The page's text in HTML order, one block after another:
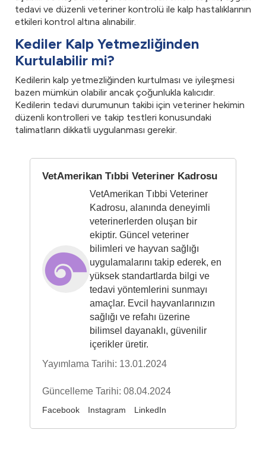
tedavi ve düzenli veteriner kontrolü ile kalp hastalıklarının
etkileri kontrol altına alınabilir.
Kediler Kalp Yetmezliğinden
Kurtulabilir mi?
Kedilerin kalp yetmezliğinden kurtulması ve iyileşmesi
bazen mümkün olabilir ancak çoğunlukla kalıcıdır.
Kedilerin tedavi durumunun takibi için veteriner hekimin
düzenli kontrolleri ve takip testleri konusundaki
talimatların dikkatli uygulanması gerekir.
VetAmerikan Tıbbi Veteriner Kadrosu
VetAmerikan Tıbbi Veteriner
Kadrosu, alanında deneyimli
veterinerlerden oluşan bir
ekiptir. Güncel veteriner
bilimleri ve hayvan sağlığı
uygulamalarını takip ederek, en
yüksek standartlarda bilgi ve
tedavi yöntemlerini sunmayı
amaçlar. Evcil hayvanlarınızın
sağlığı ve refahı üzerine
bilimsel dayanaklı, güvenilir
içerikler üretir.
Yayımlama Tarihi: 13.01.2024
Güncelleme Tarihi: 08.04.2024
Facebook Instagram LinkedIn